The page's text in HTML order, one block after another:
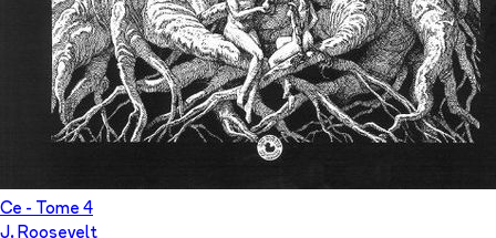
Ce - Tome 4
J. Roosevelt